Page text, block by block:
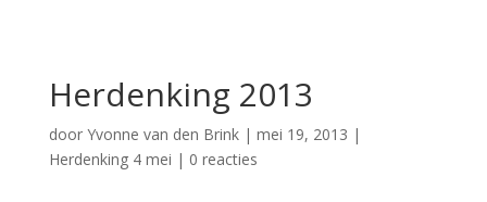
Herdenking 2013
door Yvonne van den Brink| mei 19, 2013 |
Herdenking 4 mei | 0 reacties